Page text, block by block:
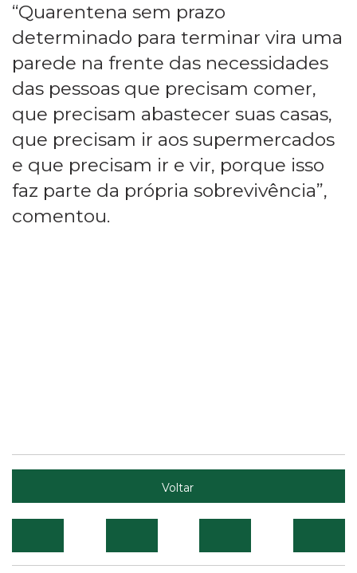
“Quarentena sem prazo
determinado para terminar vira uma
parede na frente das necessidades
das pessoas que precisam comer,
que precisam abastecer suas casas,
que precisam ir aos supermercados
e que precisam ir e vir, porque isso
faz parte da própria sobrevivência”,
comentou.
Voltar